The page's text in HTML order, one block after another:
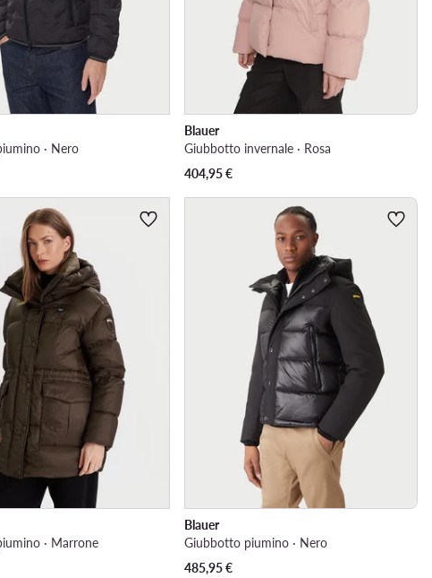
· Nero
Blauer
Giubbotto invernale · Rosa
404,95€
· Marrone
Blauer
Giubbotto piumino · Nero
485,95€